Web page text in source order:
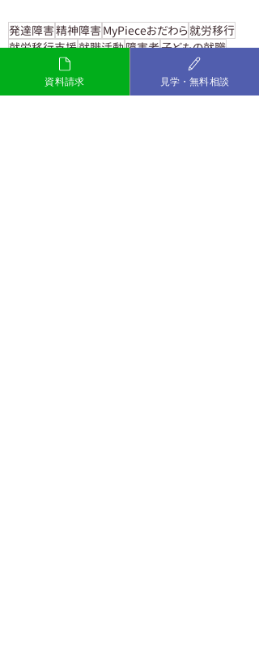
発達障害精神障害 MyPieceおだわら就労移行
就労移行支援就職活動障害者子どもの就職
就職活動資料請求 見学・無料相談